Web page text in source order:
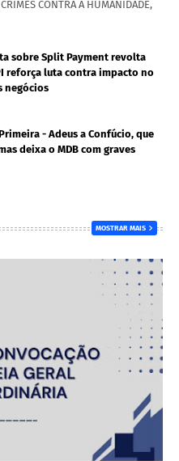
CONTRA A HUMANIDADE,
sobre Split Payment revolta
reforça luta contra impacto no
negócios
- Adeus a Confúcio, que
deixa o MDB com graves
MOSTRAR MAIS